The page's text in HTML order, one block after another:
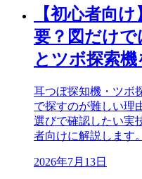
【初心者向
要？図だけ
とツボ探索
耳つぼ探知機・ツボ
で探すのが難しい理
選びで確認したい実
者向けに解説します。
2026年7月13日